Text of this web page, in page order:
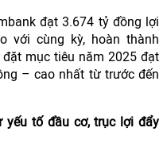
đạt 3.674 tỷ đồng lợi
với cùng kỳ, hoàn thành
đặt mục tiêu năm 2025 đạt
– cao nhất từ trước đến
yếu tố đầu cơ, trục lợi đẩy